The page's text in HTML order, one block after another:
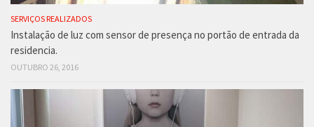
SERVIÇOS REALIZADOS
Instalação de luz com sensor de presença no portão de entrada da
residencia.
OUTUBRO 26, 2016